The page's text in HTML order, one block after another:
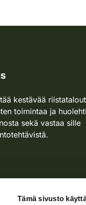
Tämä sivusto
kestävää
toimintaa ja
sekä vastaa sille